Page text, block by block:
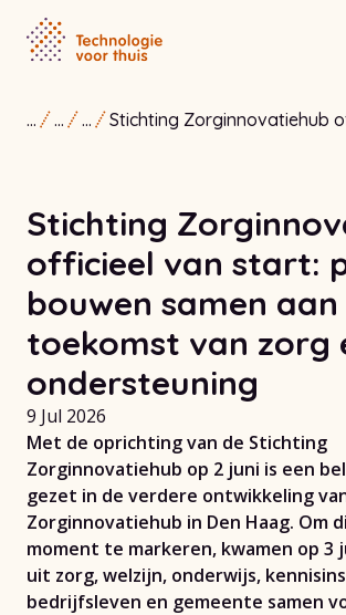
Residents and care
Healthcare Innovation
About us
Contact
... ... ...
Stichting Zorginnovatiehub
Stichting
officieel van start:
bouwen samen aan
toekomst van zorg
ondersteuning
9 Jul 2026
Met de oprichting van de Stichting
Zorginnovatiehub op 2 juni is een
gezet in de verdere ontwikkeling
Zorginnovatiehub in Den Haag. Om
moment te markeren, kwamen op 3
uit zorg, welzijn, onderwijs,
bedrijfsleven en gemeente samen